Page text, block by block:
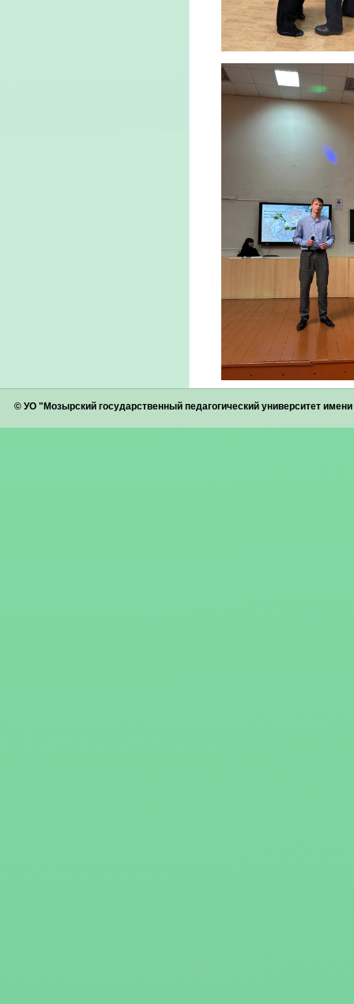
© УО "Мозырский государственный педагогический университет